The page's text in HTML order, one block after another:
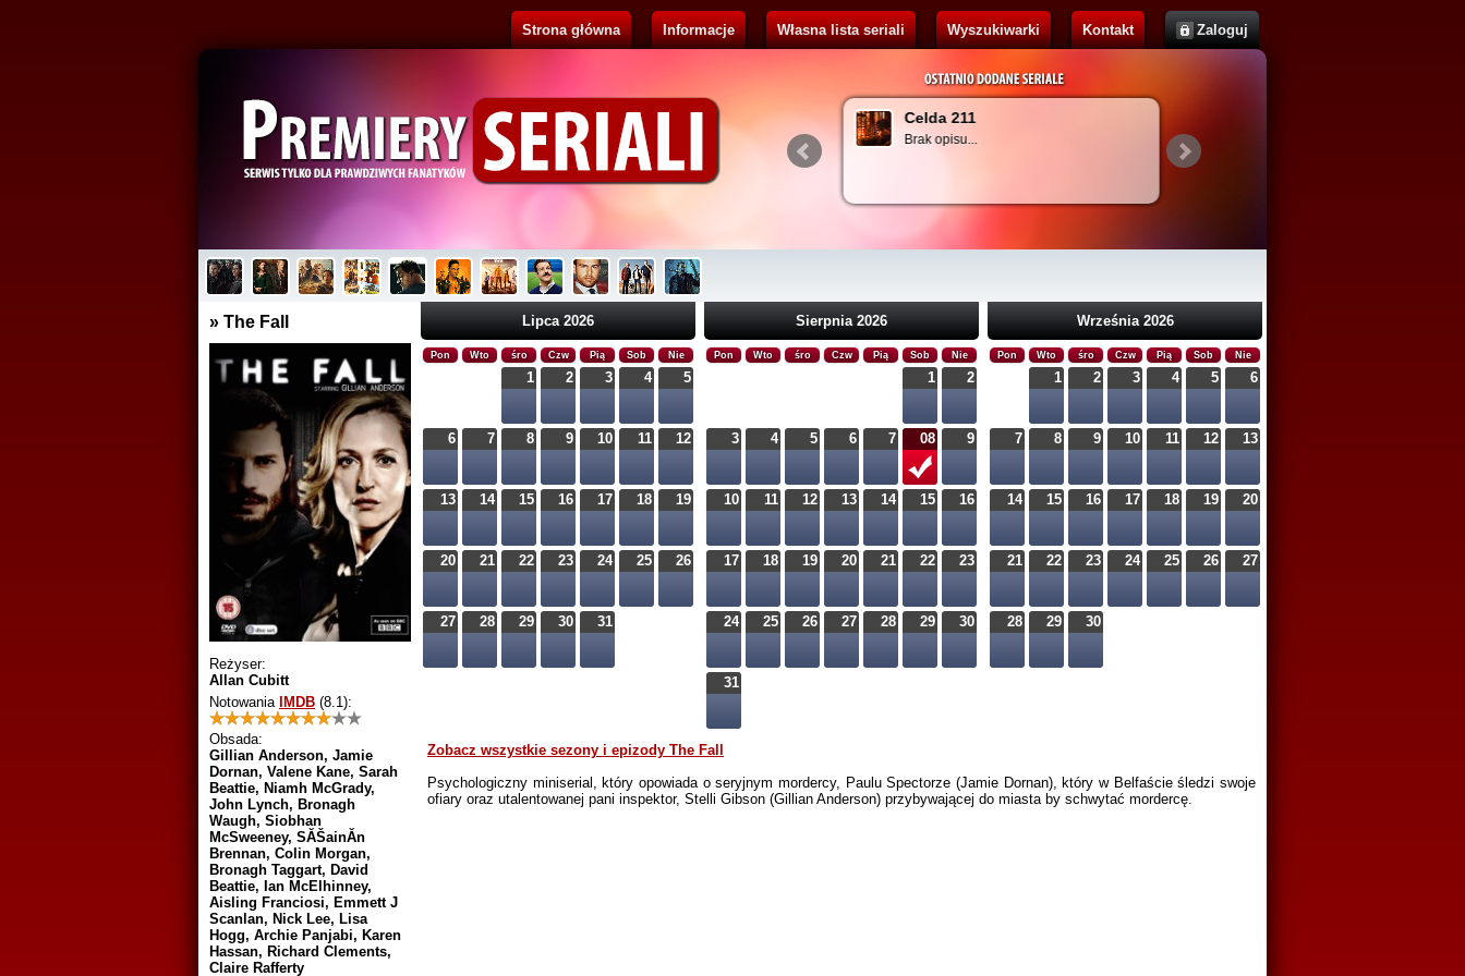
Strona główna Informacje Własna lista seriali Wyszukiwarki Kontakt Zaloguj
Pluribus
Brak opisu...
Celda 211
Brak opisu...
» The Fall
Reżyser:
Allan Cubitt
Notowania IMDB (8.1):
Obsada:
Gillian Anderson, Jamie
Dornan, Valene Kane, Sarah
Beattie, Niamh McGrady,
John Lynch, Bronagh
Waugh, Siobhan
McSweeney, SĂŠainĂ­n
Brennan, Colin Morgan,
Bronagh Taggart, David
Beattie, Ian McElhinney,
Aisling Franciosi, Emmett J
Scanlan, Nick Lee, Lisa
Hogg, Archie Panjabi, Karen
Hassan, Richard Clements,
Claire Rafferty
Lipca 2026
Pon Wto śro Czw Pią Sob Nie
1 2 3 4 5
6 7 8 9 10 11 12
13 14 15 16 17 18 19
20 21 22 23 24 25 26
27 28 29 30 31
Sierpnia 2026
Pon Wto śro Czw Pią Sob Nie
1 2
3 4 5 6 7 08 9
10 11 12 13 14 15 16
17 18 19 20 21 22 23
24 25 26 27 28 29 30
31
Września 2026
Pon Wto śro Czw Pią Sob Nie
1 2 3 4 5 6
7 8 9 10 11 12 13
14 15 16 17 18 19 20
21 22 23 24 25 26 27
28 29 30
Zobacz wszystkie sezony i epizody The Fall
Psychologiczny miniserial, który opowiada o seryjnym mordercy, Paulu Spectorze (Jamie Dornan), który w Belfaście śledzi swoje
ofiary oraz utalentowanej pani inspektor, Stelli Gibson (Gillian Anderson) przybywającej do miasta by schwytać mordercę.